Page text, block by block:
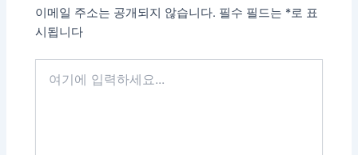
이메일 주소는 공개되지 않습니다. 필수 필드는 *로 표
시됩니다